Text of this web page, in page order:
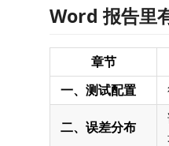
Word 报告里
章节
一、测试配置
二、误差分布